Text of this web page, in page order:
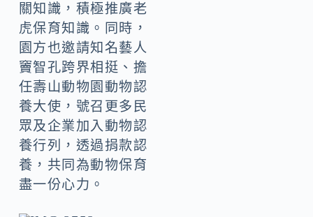
關知識，積極推廣老
虎保育知識。同時，
園方也邀請知名藝人
竇智孔跨界相挺、擔
任壽山動物園動物認
養大使，號召更多民
眾及企業加入動物認
養行列，透過捐款認
養，共同為動物保育
盡一份心力。